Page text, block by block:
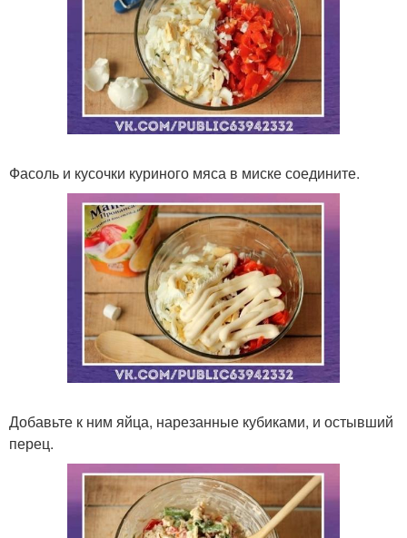
Фасоль и кусочки куриного мяса в миске соедините.
Добавьте к ним яйца, нарезанные кубиками, и остывший
перец.